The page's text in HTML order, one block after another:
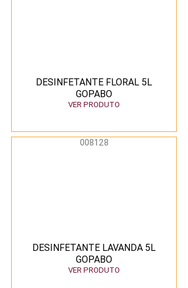
DESINFETANTE FLORAL 5L
GOPABO
VER PRODUTO
008128
DESINFETANTE LAVANDA 5L
GOPABO
VER PRODUTO